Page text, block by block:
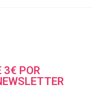
3€ POR